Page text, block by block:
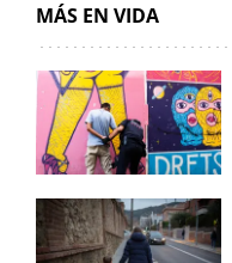
MÁS EN VIDA